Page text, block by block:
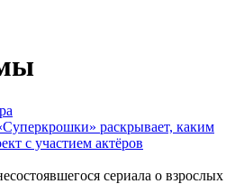
раскрывает, каким
с участием актёров
сериала о взрослых